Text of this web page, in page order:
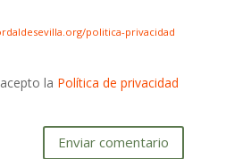
politica-privacidad
la Política de privacidad
Enviar comentario